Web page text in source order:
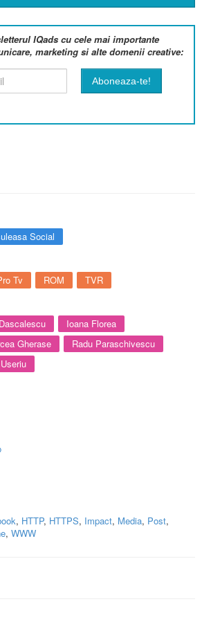
IQads cu cele mai importante
marketing si alte domenii creative:
Social
Tv ROM TVR
Ioana Florea
Gherase
Radu Paraschivescu
, HTTP, HTTPS, Impact, Media, Post,
, WWW